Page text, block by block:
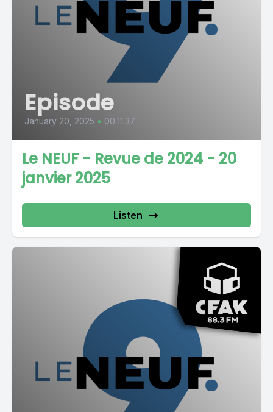
Episode
January 20, 2025 • 00:11:37
Le NEUF - Revue de 2024 - 20
janvier 2025
Listen